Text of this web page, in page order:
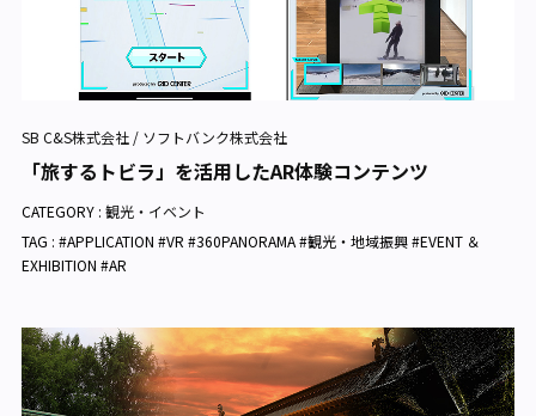
SB C&S株式会社 / ソフトバンク株式会社
「旅するトビラ」を活用したAR体験コンテンツ
CATEGORY : 観光・イベント
TAG : #APPLICATION #VR #360PANORAMA #観光・地域振興 #EVENT ＆
EXHIBITION #AR